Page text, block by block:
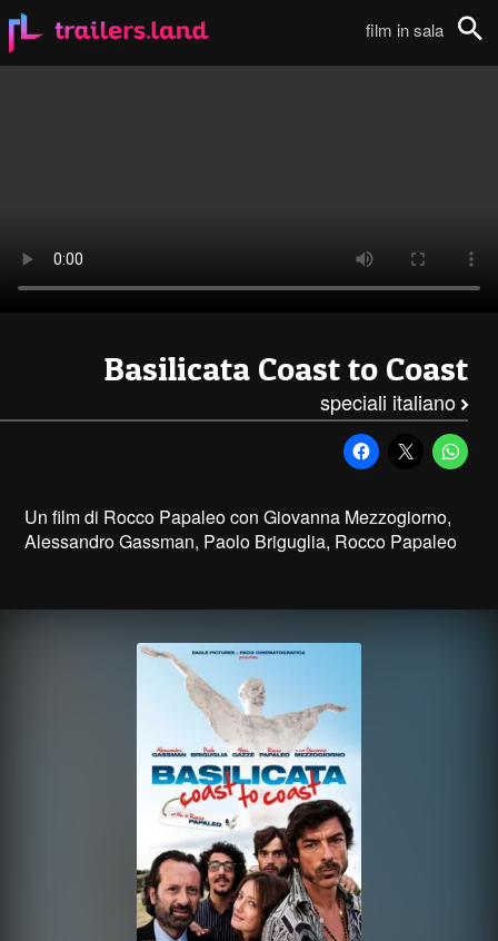
film in sala
Basilicata Coast to Coast
speciali italiano
Un film di Rocco Papaleo con Giovanna Mezzogiorno,
Alessandro Gassman, Paolo Briguglia, Rocco Papaleo